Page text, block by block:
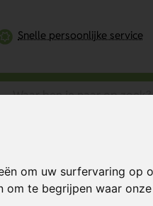
om uw surfervaring op
te begrijpen waar
Snelle persoonlijke service